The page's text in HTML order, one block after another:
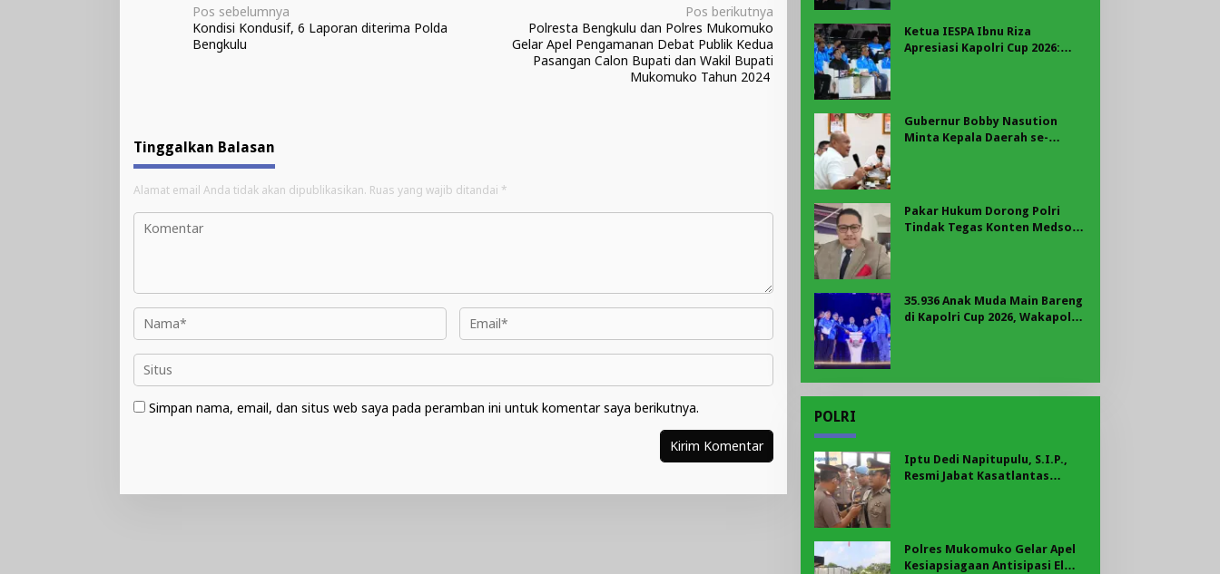
Navigasi
pos
Pos sebelumnya
Kondisi Kondusif, 6 Laporan diterima Polda
Bengkulu
Pos berikutnya
Polresta Bengkulu dan Polres Mukomuko
Gelar Apel Pengamanan Debat Publik Kedua
Pasangan Calon Bupati dan Wakil Bupati
Mukomuko Tahun 2024
Tinggalkan Balasan
Alamat email Anda tidak akan dipublikasikan. Ruas yang wajib ditandai *
Simpan nama, email, dan situs web saya pada peramban ini untuk komentar saya berikutnya.
Ketua IESPA Ibnu Riza
Apresiasi Kapolri Cup 2026:
Gubernur Bobby Nasution
Minta Kepala Daerah se-
Pakar Hukum Dorong Polri
Tindak Tegas Konten Medsos
35.936 Anak Muda Main Bareng
di Kapolri Cup 2026, Wakapolri:
POLRI
Iptu Dedi Napitupulu, S.I.P.,
Resmi Jabat Kasatlantas
Polres Mukomuko Gelar Apel
Kesiapsiagaan Antisipasi El